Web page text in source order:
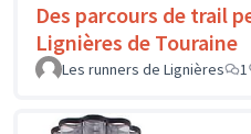
Des parcours de trail
Lignières de Touraine
Les runners de Lignières
1